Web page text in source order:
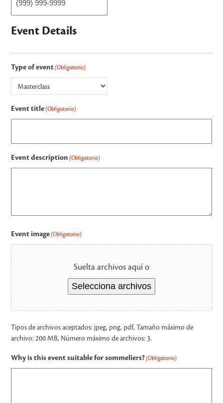
Event Details
Type of event(Obligatorio)
Event title(Obligatorio)
Event description (Obligatorio)
Event image(Obligatorio)
Suelta archivos aquí o
Selecciona archivos
Tipos de archivos aceptados: jpeg, png, pdf, Tamaño máximo de
archivo: 200 MB, Número máximo de archivos: 3.
Why is this event suitable for sommeliers?(Obligatorio)